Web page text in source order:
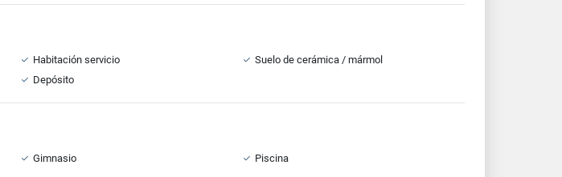
Habitación servicio
Suelo de cerámica / mármol
Depósito
Gimnasio
Piscina